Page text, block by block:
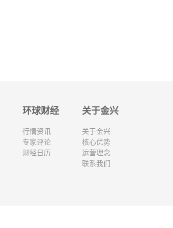
环球财经
行情资讯
专家评论
财经日历
关于金兴
关于金兴
核心优势
运营理念
联系我们